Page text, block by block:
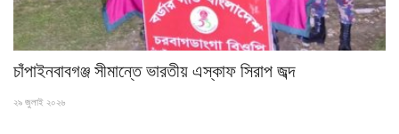
চাঁপাইনবাবগঞ্জ সীমান্তে ভারতীয় এস্কাফ সিরাপ জব্দ
২৯ জুলাই ২০২৬